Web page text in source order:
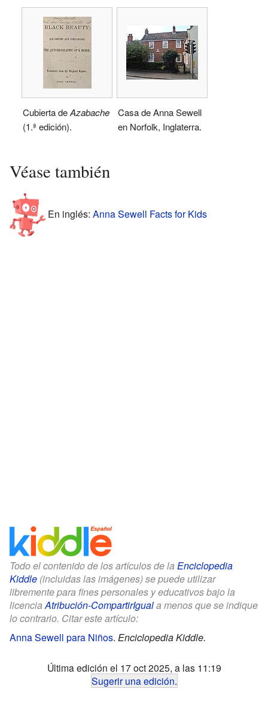
Cubierta deAzabache
(1.ª edición).
Casa de Anna Sewell
en Norfolk, Inglaterra.
Véase también
En inglés: Anna Sewell Facts for Kids
Todo el contenido de los artículos de la Enciclopedia
Kiddle (incluidas las imágenes) se puede utilizar
libremente para fines personales y educativos bajo la
licenciaAtribución-CompartirIguala menos que se indique
lo contrario. Citar este artículo:
Anna Sewell para Niños. Enciclopedia Kiddle.
Última edición el 17 oct 2025, a las 11:19
Sugerir una edición.